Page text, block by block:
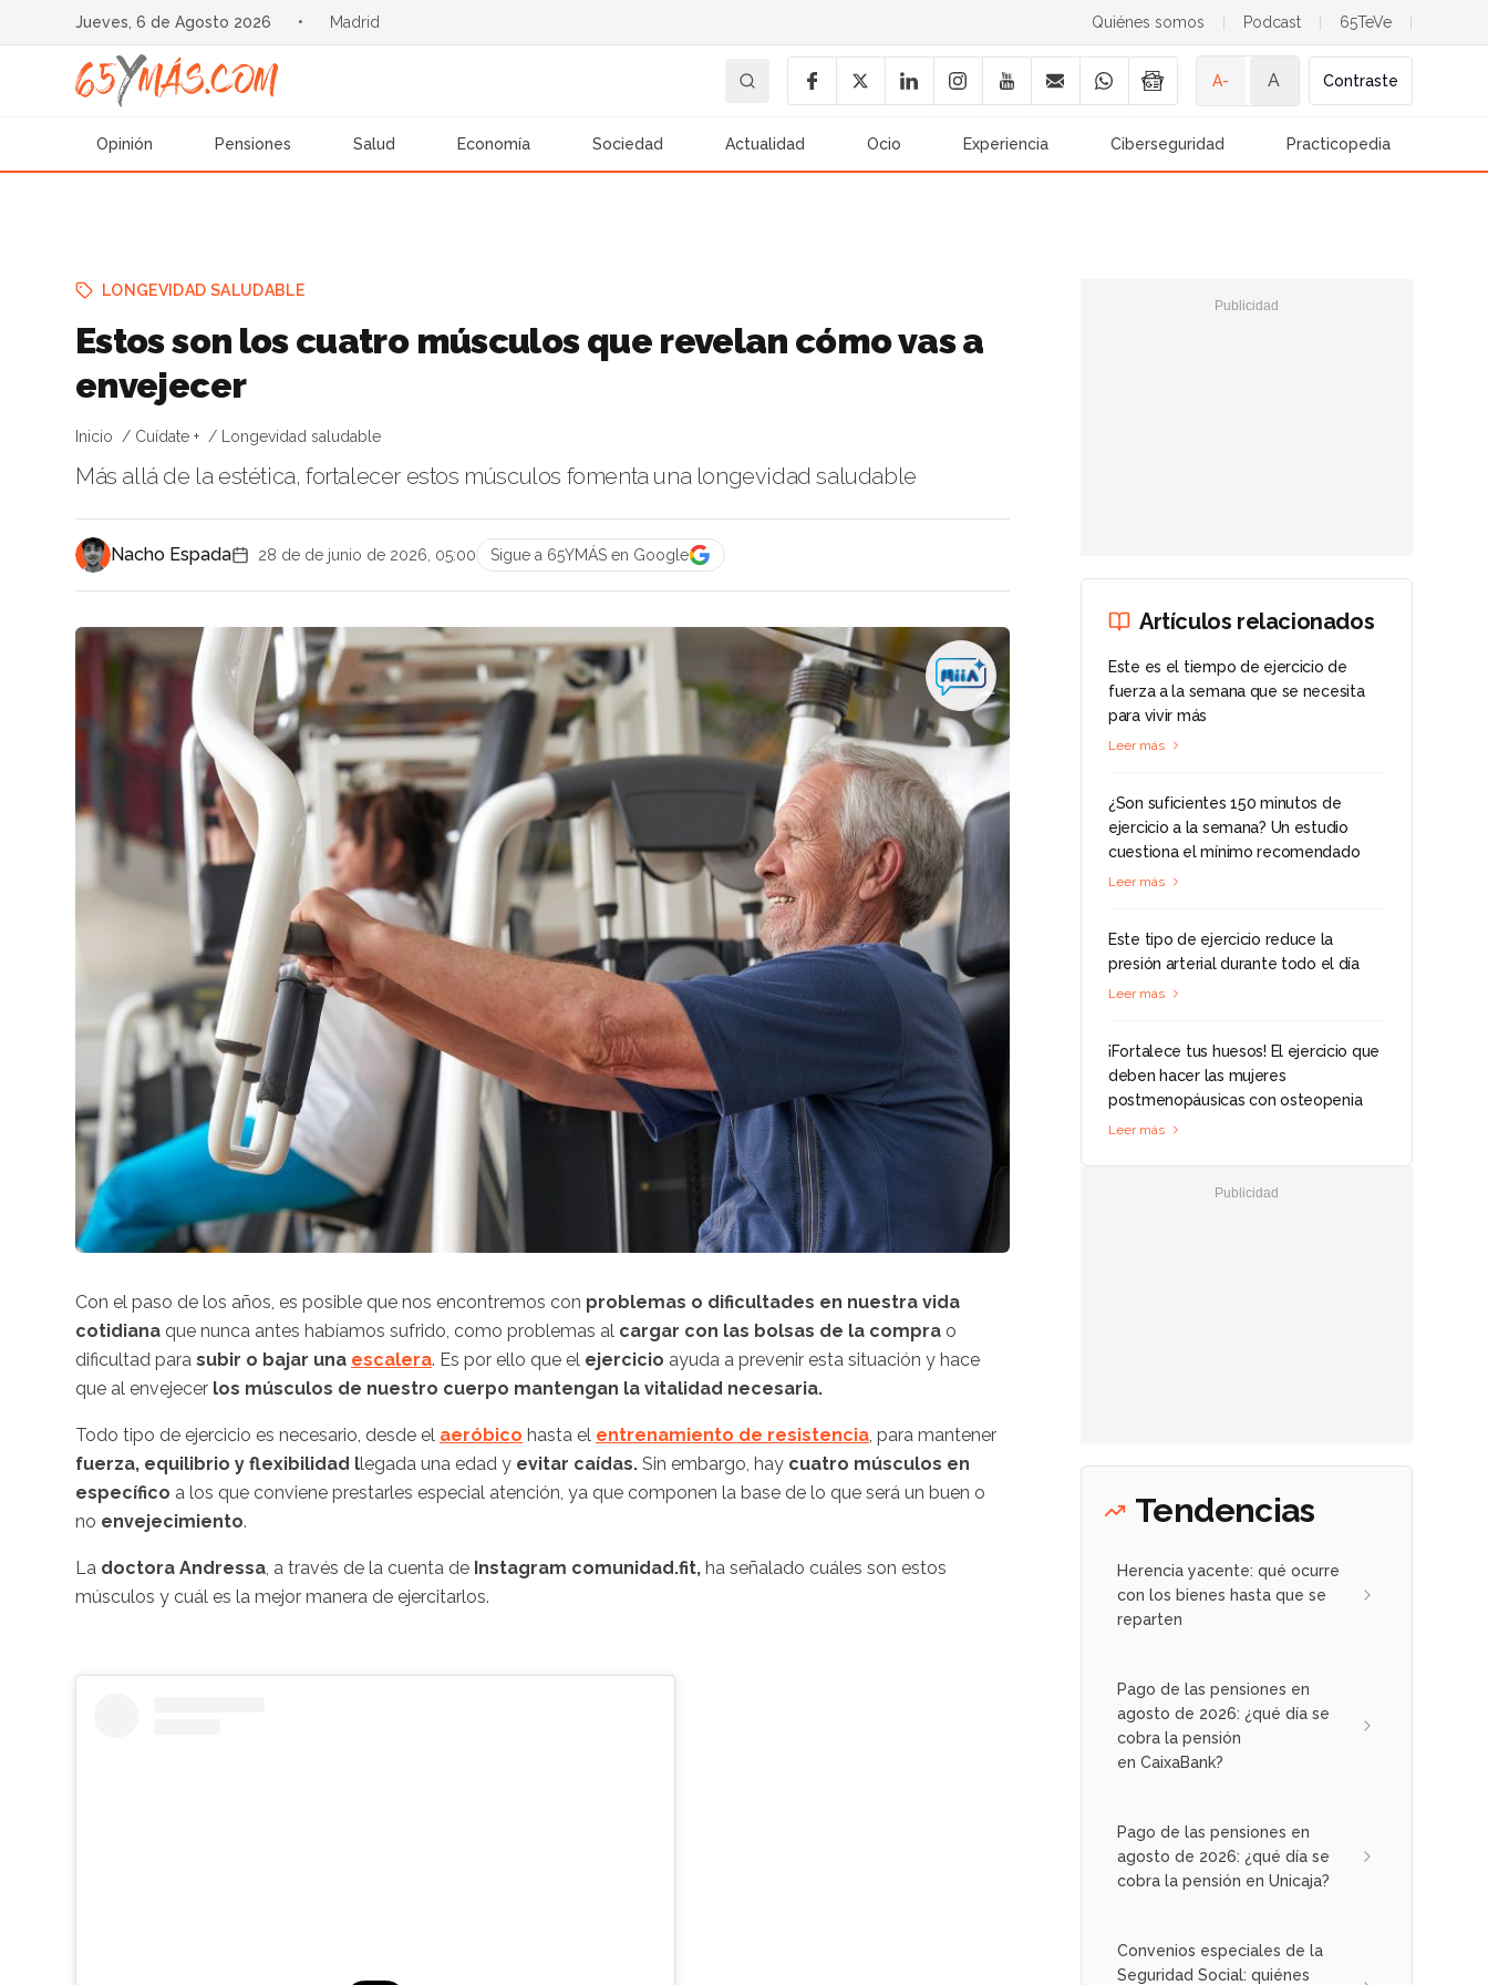
Jueves, 6 de Agosto 2026 • Madrid Quiénes somos Podcast 65TeVe
A- A Contraste
Opinión Pensiones Salud Economía Sociedad Actualidad Ocio Experiencia Ciberseguridad Practicopedia
LONGEVIDAD SALUDABLE
Estos son los cuatro músculos que revelan cómo vas a
envejecer
Inicio Cuídate + Longevidad saludable
Más allá de la estética, fortalecer estos músculos fomenta una longevidad saludable
Nacho Espada 28 de de junio de 2026, 05:00 Sigue a 65YMÁS en Google
Con el paso de los años, es posible que nos encontremos con problemas o dificultades en nuestra vida
cotidiana que nunca antes habíamos sufrido, como problemas al cargar con las bolsas de la compra o
dificultad para subir o bajar una escalera. Es por ello que el ejercicio ayuda a prevenir esta situación y hace
que al envejecer los músculos de nuestro cuerpo mantengan la vitalidad necesaria.
Todo tipo de ejercicio es necesario, desde el aeróbico hasta el entrenamiento de resistencia , para mantener
fuerza, equilibrio y flexibilidad llegada una edad y evitar caídas. Sin embargo, hay cuatro músculos en
específico a los que conviene prestarles especial atención, ya que componen la base de lo que será un buen o
no envejecimiento.
La doctora Andressa , a través de la cuenta de Instagram comunidad.fit, ha señalado cuáles son estos
músculos y cuál es la mejor manera de ejercitarlos.
Artículos relacionados
Este es el tiempo de ejercicio de
fuerza a la semana que se necesita
para vivir más
Leer más
¿Son suficientes 150 minutos de
ejercicio a la semana? Un estudio
cuestiona el mínimo recomendado
Leer más
Este tipo de ejercicio reduce la
presión arterial durante todo el día
Leer más
¡Fortalece tus huesos! El ejercicio que
deben hacer las mujeres
postmenopáusicas con osteopenia
Leer más
Tendencias
Herencia yacente: qué ocurre
con los bienes hasta que se
reparten
Pago de las pensiones en
agosto de 2026: ¿qué día se
cobra la pensión
en CaixaBank?
Pago de las pensiones en
agosto de 2026: ¿qué día se
cobra la pensión en Unicaja?
Convenios especiales de la
Seguridad Social: quiénes